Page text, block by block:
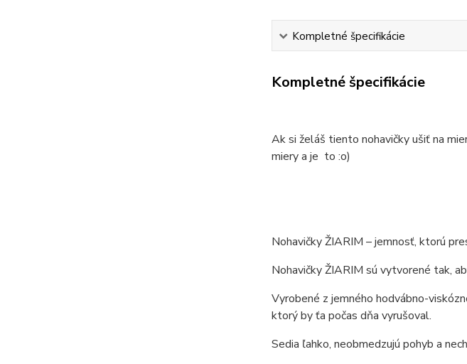
Kompletné špecifikácie
Kompletné špecifikácie
Ak si želáš tiento nohavičky ušiť na
miery a je to :o)
Nohavičky ŽIARIM – jemnosť, ktorú
Nohavičky ŽIARIM sú vytvorené tak,
Vyrobené z jemného hodvábno-
ktorý by ťa počas dňa vyrušoval.
Sedia ľahko, neobmedzujú pohyb a